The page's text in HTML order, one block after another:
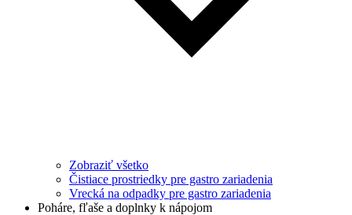
Zobraziť všetko
Čistiace prostriedky pre gastro zariadenia
Vrecká na odpadky pre gastro zariadenia
Poháre, fľaše a doplnky k nápojom